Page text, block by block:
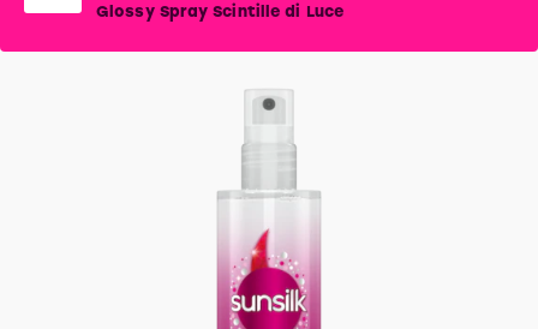
Glossy Spray Scintille di Luce